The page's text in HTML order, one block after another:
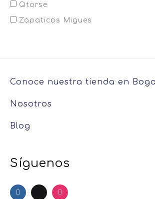
Qtorse
Zapaticos Migues
Conoce nuestra tienda en
Nosotros
Blog
Síguenos